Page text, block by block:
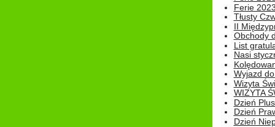
Ferie
Tłusty
II
Obchody
List
Nasi
Wyjazd
Wizyta
WIZYTA
Dzień
Dzień
Dzień